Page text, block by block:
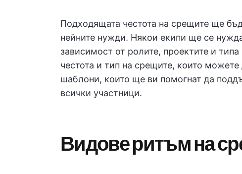
Подходящата честота на срещите ще
нейните нужди. Някои екипи ще се
зависимост от ролите, проектите и
честота и тип на срещите, които
шаблони, които ще ви помогнат да
всички участници.
Видове ритъм на